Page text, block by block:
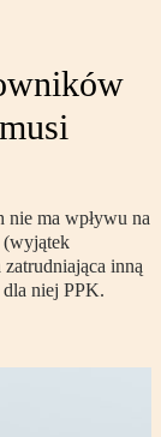
nie ma wpływu na
(wyjątek
inną
niej PPK.